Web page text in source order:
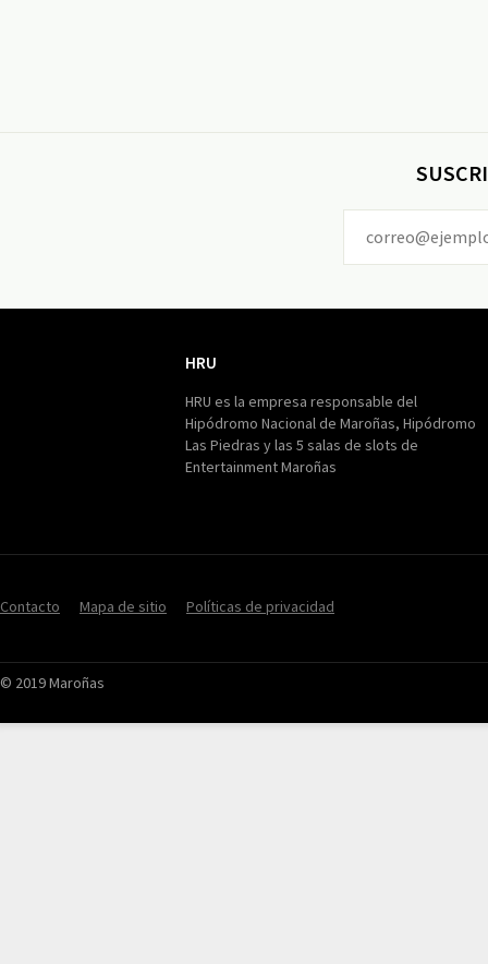
HRU
HRU es la empresa responsable del
Hipódromo Nacional de Maroñas, Hipódromo
Las Piedras y las 5 salas de slots de
Entertainment Maroñas
Contacto Mapa de sitio Políticas de privacidad
© 2019 Maroñas